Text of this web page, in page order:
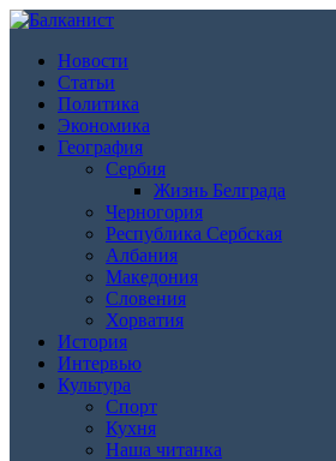
Новости
Статьи
Политика
Экономика
География
Сербия
Жизнь Белграда
Черногория
Республика Сербская
Албания
Македония
Словения
Хорватия
История
Интервью
Культура
Спорт
Кухня
Наша читанка